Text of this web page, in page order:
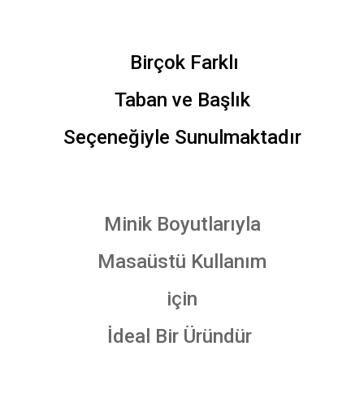
Birçok Farklı
Taban ve Başlık
Seçeneğiyle Sunulmaktadır
Minik Boyutlarıyla
Masaüstü Kullanım
için
İdeal Bir Üründür